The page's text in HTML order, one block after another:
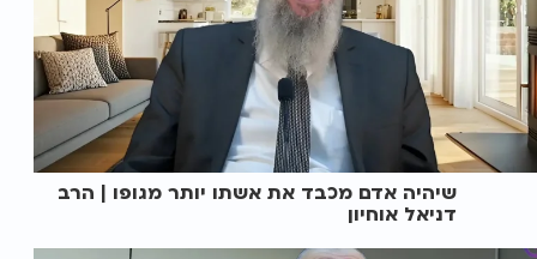
שיהיה אדם מכבד את אשתו יותר מגופו | הרב
דניאל אוחיון